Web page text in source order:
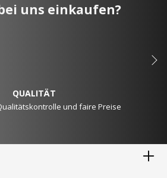
uns einkaufen?
QUALITÄT
und faire Preise